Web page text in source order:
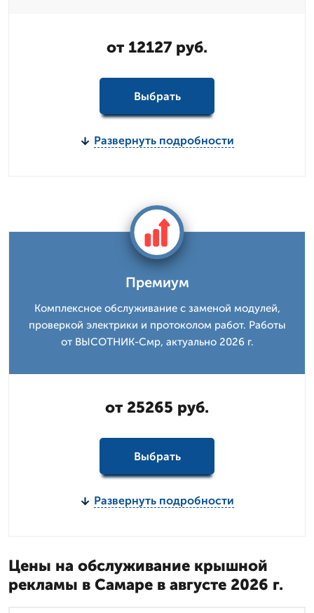
от 12127 руб.
Выбрать
Развернуть подробности
Премиум
Комплексное обслуживание с заменой модулей,
проверкой электрики и протоколом работ. Работы
от ВЫСОТНИК-Смр, актуально 2026 г.
от 25265 руб.
Выбрать
Развернуть подробности
Цены на обслуживание крышной
рекламы в Самаре в августе 2026 г.